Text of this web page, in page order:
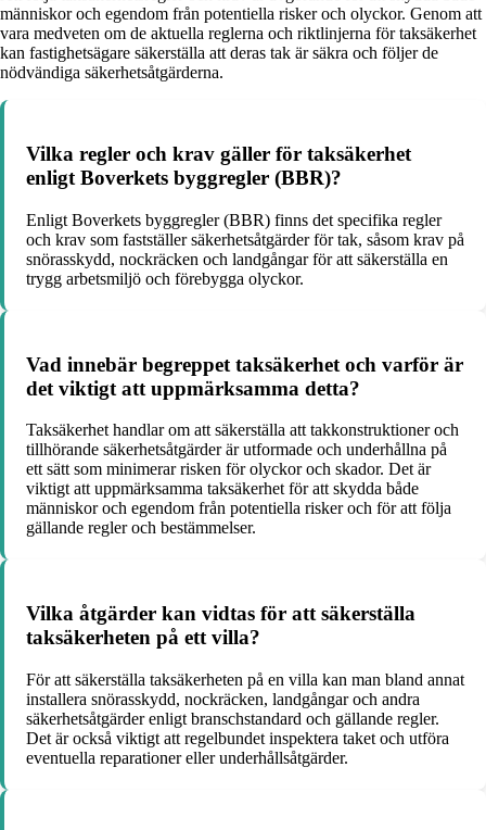
människor och egendom från potentiella risker och olyckor. Genom att
vara medveten om de aktuella reglerna och riktlinjerna för taksäkerhet
kan fastighetsägare säkerställa att deras tak är säkra och följer de
nödvändiga säkerhetsåtgärderna.
Vilka regler och krav gäller för taksäkerhet
enligt Boverkets byggregler (BBR)?
Enligt Boverkets byggregler (BBR) finns det specifika regler
och krav som fastställer säkerhetsåtgärder för tak, såsom krav på
snörasskydd, nockräcken och landgångar för att säkerställa en
trygg arbetsmiljö och förebygga olyckor.
Vad innebär begreppet taksäkerhet och varför är
det viktigt att uppmärksamma detta?
Taksäkerhet handlar om att säkerställa att takkonstruktioner och
tillhörande säkerhetsåtgärder är utformade och underhållna på
ett sätt som minimerar risken för olyckor och skador. Det är
viktigt att uppmärksamma taksäkerhet för att skydda både
människor och egendom från potentiella risker och för att följa
gällande regler och bestämmelser.
Vilka åtgärder kan vidtas för att säkerställa
taksäkerheten på ett villa?
För att säkerställa taksäkerheten på en villa kan man bland annat
installera snörasskydd, nockräcken, landgångar och andra
säkerhetsåtgärder enligt branschstandard och gällande regler.
Det är också viktigt att regelbundet inspektera taket och utföra
eventuella reparationer eller underhållsåtgärder.